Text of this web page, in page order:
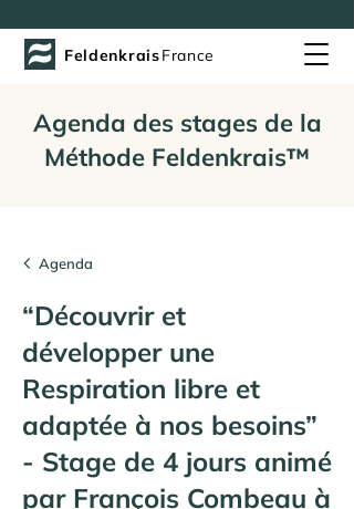
FeldenkraisFrance
Agenda des stages de la
Méthode Feldenkrais™
Agenda
“Découvrir et
développer une
Respiration libre et
adaptée à nos besoins”
- Stage de 4 jours animé
par François Combeau à